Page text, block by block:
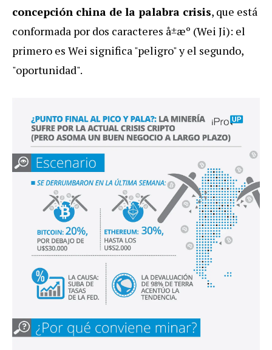
concepción china de la palabra crisis, que está
conformada por dos caracteres å±æº (Wei Ji): el
primero es Wei significa "peligro" y el segundo,
"oportunidad".